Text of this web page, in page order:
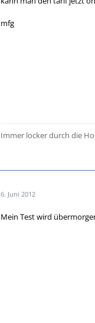
mfg
Immer locker durch die
6. Juni 2012
Mein Test wird